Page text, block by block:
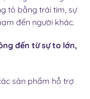
tỏ bằng trái tim, sự
đến người khác.
đến từ sự to lớn,
sản phẩm hỗ trợ